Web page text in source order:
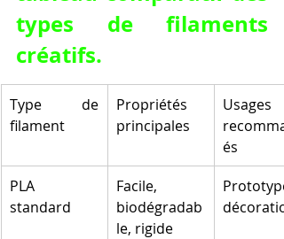
types de filaments
créatifs.
Type de
filament
Propriétés
principales
Usages
és
PLA
standard
Facile,
biodégradab
le, rigide